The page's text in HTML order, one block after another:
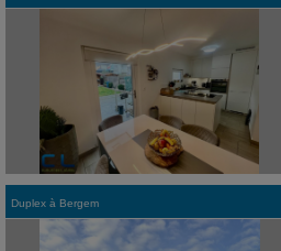
Duplex à Bergem